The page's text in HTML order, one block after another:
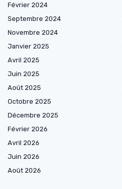
Février 2024
Septembre 2024
Novembre 2024
Janvier 2025
Avril 2025
Juin 2025
Août 2025
Octobre 2025
Décembre 2025
Février 2026
Avril 2026
Juin 2026
Août 2026